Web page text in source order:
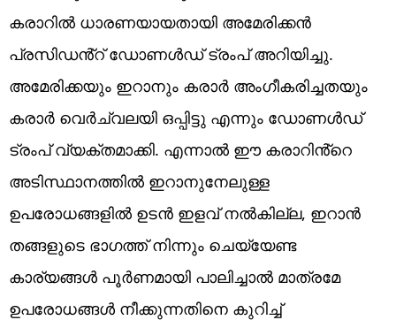
കരാറിൽ ധാരണയായതായി അമേരിക്കൻ
പ്രസിഡൻ്റ് ഡോണൾഡ് ട്രംപ് അറിയിച്ചു.
അമേരിക്കയും ഇറാനും കരാർ അംഗീകരിച്ചതയും
കരാർ വെർച്വലയി ഒപ്പിട്ടു എന്നും ഡോണൾഡ്
ട്രംപ് വ്യക്തമാക്കി. എന്നാൽ ഈ കരാറിൻ്റെ
അടിസ്ഥാനത്തിൽ ഇറാനുനേലുള്ള
ഉപരോധങ്ങളിൽ ഉടൻ ഇളവ് നൽകില്ല, ഇറാൻ
തങ്ങളുടെ ഭാഗത്ത് നിന്നും ചെയ്യേണ്ട
കാര്യങ്ങൾ പൂർണമായി പാലിച്ചാൽ മാത്രമേ
ഉപരോധങ്ങൾ നീക്കുന്നതിനെ കുറിച്ച്